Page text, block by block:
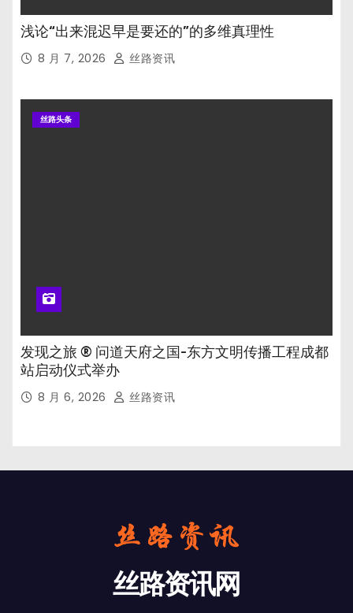
浅论“出来混迟早是要还的”的多维真理性
8 月 7, 2026 丝路资讯
丝路头条
发现之旅 ® 问道天府之国-东方文明传播工程成都
站启动仪式举办
8 月 6, 2026 丝路资讯
丝路资讯网